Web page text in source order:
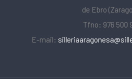
de Ebro
Tfno: 976 500
E-mail: